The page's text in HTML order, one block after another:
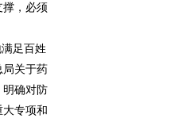
，必须
足百姓
关于药
确对防
专项和